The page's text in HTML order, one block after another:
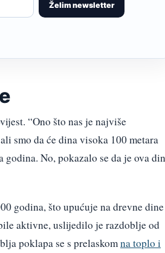
Želim newsletter
“Ono što nas je najviše
smo da će dina visoka 100 metara
No, pokazalo se da je ova
godina, što upućuje na drevne dine
aktivne, uslijedilo je razdoblje od
poklapa se s prelaskomna toplo i